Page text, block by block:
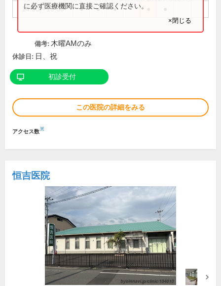
14:00～19:00 ● ● ●
に必ず医療機関に直接ご確認ください。
×閉じる
備考: 木曜AMのみ
休診日: 日、祝
初診受付
この医院の詳細をみる
アクセス数※
恒吉医院